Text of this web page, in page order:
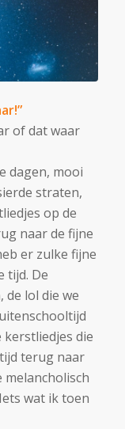
of dat waar
dagen, mooi
straten,
op de
naar de fijne
er zulke fijne
tijd. De
de lol die we
kerstliedjes die
terug naar
melancholisch
wat ik toen